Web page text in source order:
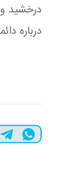
درخشید
درباره